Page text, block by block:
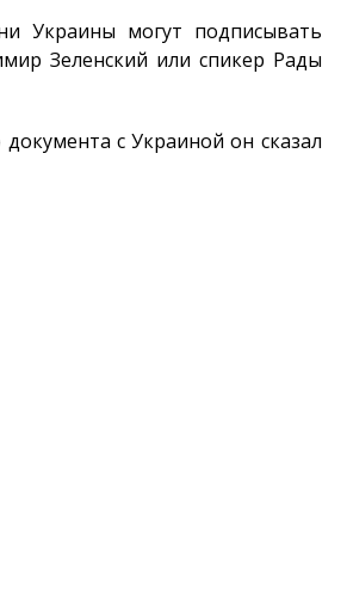
Украины могут подписывать
Зеленский или спикер Рады
с Украиной он сказал